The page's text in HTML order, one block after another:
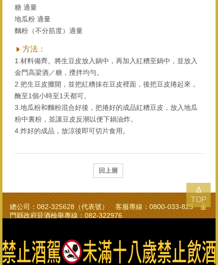
Δ
TOP
糖 適量
地瓜粉 適量
麵粉（不分筋度）適量
方法：
1.材料備齊。將生豆皮放入鍋中，再加入紅糟至鍋中，並放入
金門高梁酒／糖，攪拌均勻。
2.把生豆皮攤開，並把紅糟抹在豆皮裡面，後把豆皮捲起來，
醃至1個小時至1天都可。
3.地瓜粉和麵粉混合好後，把捲好的成品紅糟豆皮，放入地瓜
粉中裏粉，並讓豆皮反潮以便下鍋油炸。
4.炸好的成品，放涼後即可切片⻝用。
回上層
總公司：082-325628（代表號） 客服專線：0800-033-823 金
門縣政府菸酒檢舉專線：082-322976